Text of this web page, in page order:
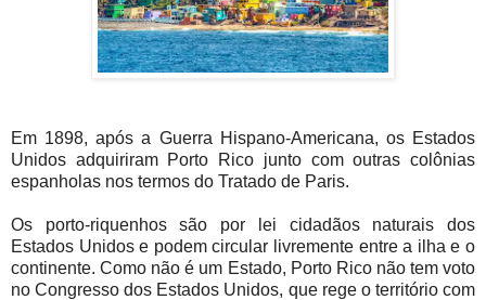
Em 1898, após a Guerra Hispano-Americana, os Estados
Unidos adquiriram Porto Rico junto com outras colônias
espanholas nos termos do Tratado de Paris.
Os porto-riquenhos são por lei cidadãos naturais dos
Estados Unidos e podem circular livremente entre a ilha e o
continente. Como não é um Estado, Porto Rico não tem voto
no Congresso dos Estados Unidos, que rege o território com